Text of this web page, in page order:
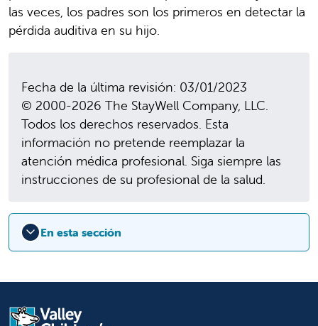
las veces, los padres son los primeros en detectar la
pérdida auditiva en su hijo.
Fecha de la última revisión: 03/01/2023
© 2000-2026 The StayWell Company, LLC.
Todos los derechos reservados. Esta
información no pretende reemplazar la
atención médica profesional. Siga siempre las
instrucciones de su profesional de la salud.
En esta sección